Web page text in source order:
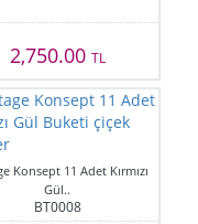
2,750.00 TL
Konsept 11 Adet Kırmızı
Gül..
BT0008